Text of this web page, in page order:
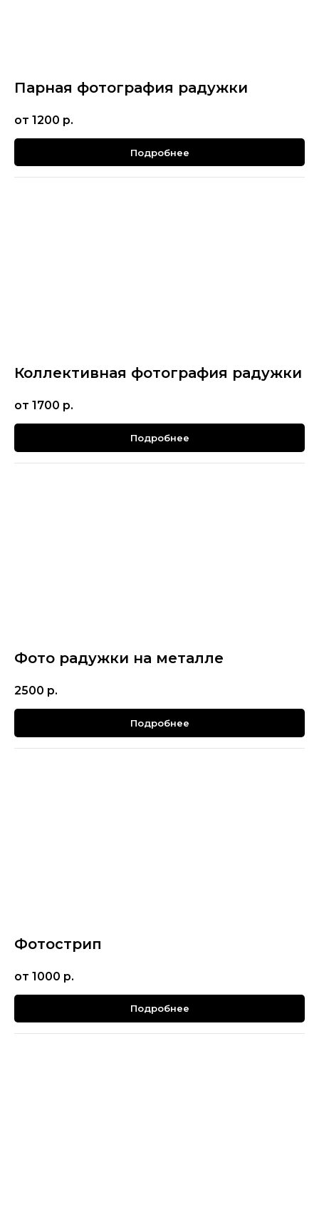
Парная фотография радужки
от 1200 р.
Подробнее
Коллективная фотография радужки
от 1700 р.
Подробнее
Фото радужки на металле
2500 р.
Подробнее
Фотострип
от 1000 р.
Подробнее